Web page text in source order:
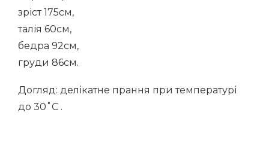
зріст 175см,
талія 60см,
бедра 92см,
груди 86см.
Догляд: делікатне прання при температурі
до 30˚С .